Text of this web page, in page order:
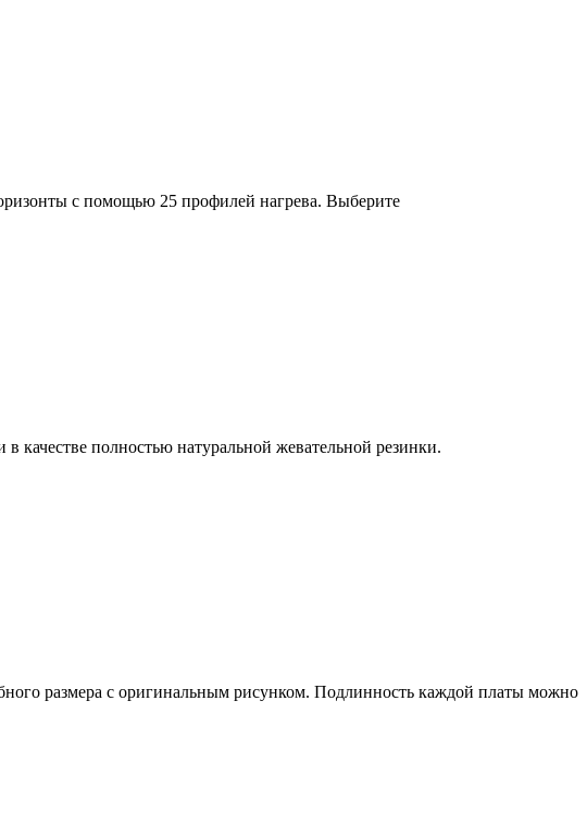
с помощью 25 профилей нагрева. Выберите
качестве полностью натуральной жевательной резинки.
размера с оригинальным рисунком. Подлинность каждой платы можно